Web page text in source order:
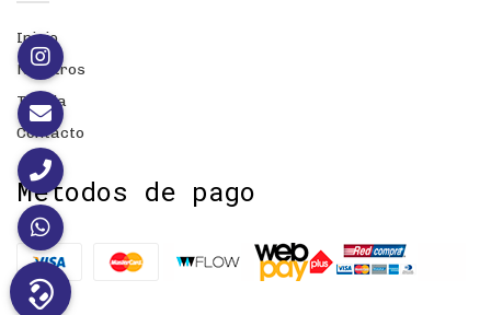
Inicio
Nosotros
Tienda
Contacto
Métodos de pago